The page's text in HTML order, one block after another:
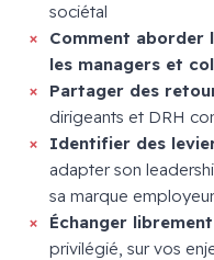
sociétal
Comment aborder
les managers et
Partager des
dirigeants et DRH
Identifier des
adapter son
sa marque employeur
Échanger
privilégié, sur vos